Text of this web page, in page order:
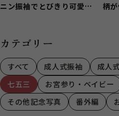
ニン振袖でとびきり可愛
柄
カテゴリー
すべて 成人式振袖 成人
七五三
お宮参り・ベイビー
その他記念写真
番外編